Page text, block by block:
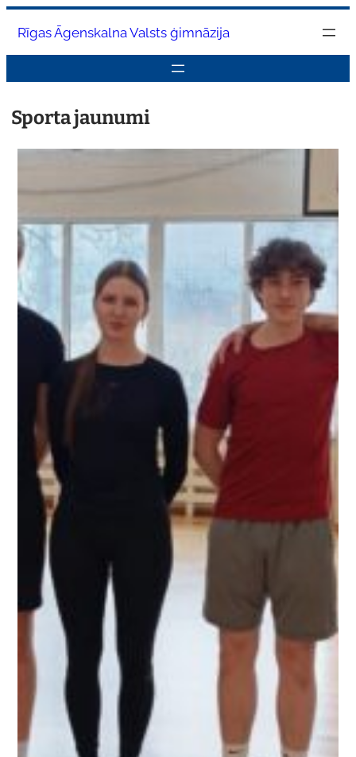
uzRīgas Āgenskalna Valsts ģimnāzija
Sporta jaunumi